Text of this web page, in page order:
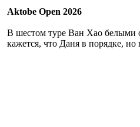
Aktobe Open 2026
В шестом туре Ван Хао белыми
кажется, что Даня в порядке,